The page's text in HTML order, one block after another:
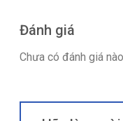
Đánh giá
Chưa có đánh giá